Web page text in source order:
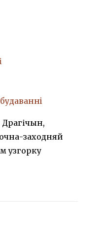
Драгічын,
заходняй
узгорку